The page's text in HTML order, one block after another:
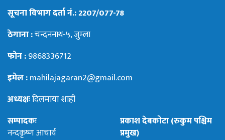
सूचना विभाग दर्ता नं.: 2207/077-78
ठेगाना :चन्दननाथ-५, जुम्ला
फोन :9868336712
इमेल :mahilajagaran2@gmail.com
अध्यक्षःदिलमाया शाही
सम्पादकः
नन्दकृष्ण आचार्य
प्रकाश देबकोटा (रुकुम पश्चिम
प्रमुख)